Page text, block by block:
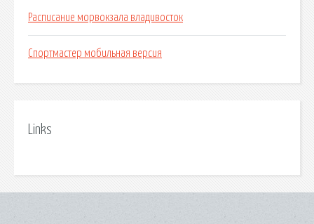
Расписание морвокзала владивосток
Спортмастер мобильная версия
Links